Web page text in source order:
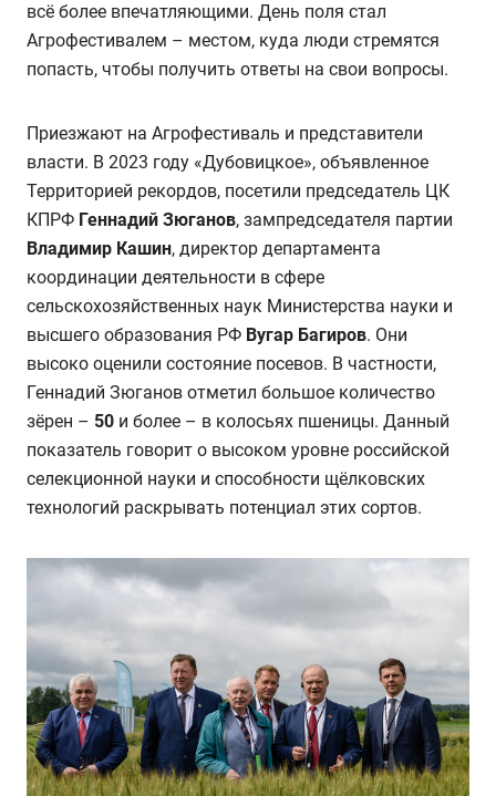
всё более впечатляющими. День поля стал
Агрофестивалем – местом, куда люди стремятся
попасть, чтобы получить ответы на свои вопросы.
Приезжают на Агрофестиваль и представители
власти. В 2023 году «Дубовицкое», объявленное
Территорией рекордов, посетили председатель ЦК
КПРФ Геннадий Зюганов, зампредседателя партии
Владимир Кашин, директор департамента
координации деятельности в сфере
сельскохозяйственных наук Министерства науки и
высшего образования РФ Вугар Багиров. Они
высоко оценили состояние посевов. В частности,
Геннадий Зюганов отметил большое количество
зёрен – 50 и более – в колосьях пшеницы. Данный
показатель говорит о высоком уровне российской
селекционной науки и способности щёлковских
технологий раскрывать потенциал этих сортов.